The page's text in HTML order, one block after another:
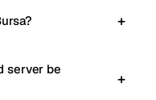
server be